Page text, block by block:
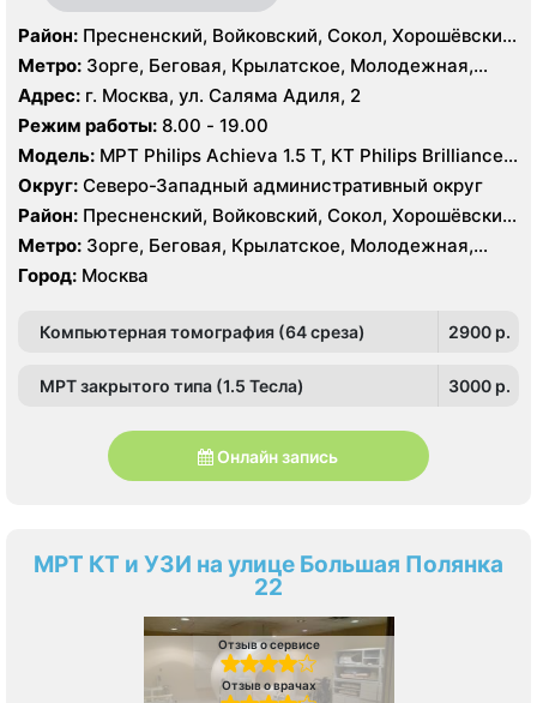
Район: Пресненский, Войковский, Сокол, Хорошёвский,
Крылатское, Кунцево, Филёвский Парк, Северное
Тушино, Строгино, Хорошёво-Мнёвники, Щукино,
Южное Тушино
Метро: Зорге, Беговая, Крылатское, Молодежная,
Октябрьское поле, Панфиловская, Полежаевская,
Хорошево, Хорошевская, ЦСКА, Щукинская, Мнёвники,
Народное Ополчение
Адрес: г. Москва, ул. Саляма Адиля, 2
Режим работы: 8.00 - 19.00
Модель: МРТ Philips Achieva 1.5 T, КТ Philips Brilliance
64 среза, УЗИ GE Voluson E8, ESAOTE MYLAB TWICE
Округ: Северо-Западный административный округ
Район: Пресненский, Войковский, Сокол, Хорошёвский,
Крылатское, Кунцево, Филёвский Парк, Северное
Тушино, Строгино, Хорошёво-Мнёвники, Щукино,
Южное Тушино
Метро: Зорге, Беговая, Крылатское, Молодежная,
Октябрьское поле, Панфиловская, Полежаевская,
Хорошево, Хорошевская, ЦСКА, Щукинская, Мнёвники,
Город: Москва
Компьютерная томография (64 среза) 2900 p.
МРТ закрытого типа (1.5 Тесла) 3000 p.
Онлайн запись
МРТ КТ и УЗИ на улице Большая Полянка
22
Отзыв о сервисе
Отзыв о врачах